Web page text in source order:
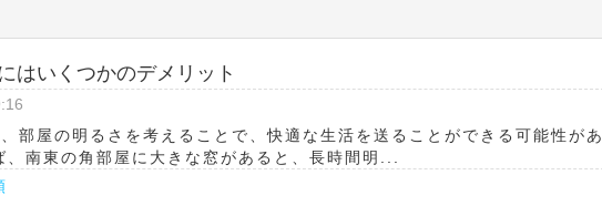
はいくつかのデメリット
部屋の明るさを考えることで、快適な生活を送ることができる可能性があ
、南東の角部屋に大きな窓があると、長時間明...